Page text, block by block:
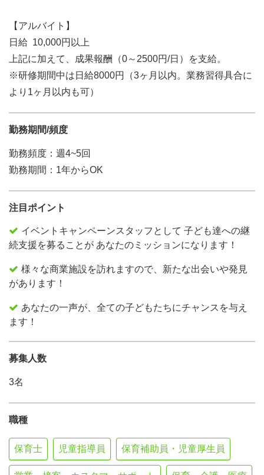
【アルバイト】
日給 10,000円以上
上記に加えて、成果報酬（0～2500円/日）を支給。
※研修期間中は日給8000円（3ヶ月以内。業務習得具合に
より1ヶ月以内も可）
勤務期間/頻度
勤務頻度：週4~5回
勤務期間：1年からOK
注目ポイント
イベントキャンペーンスタッフとして 子ども達への継
続支援を募ることが あなたのミッションになります！
様々な商業施設を訪れますので、新たな出会いや発見
があります！
あなたの一声が、全ての子どもたちにチャンスを与え
ます！
募集人数
3名
職種
保育士 児童指導員 保育補助員・児童厚生員